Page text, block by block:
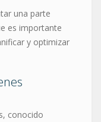
una parte
es importante
y optimizar
conocido